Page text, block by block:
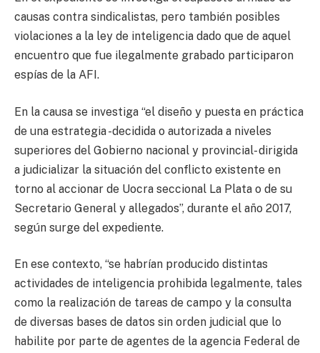
causas contra sindicalistas, pero también posibles
violaciones a la ley de inteligencia dado que de aquel
encuentro que fue ilegalmente grabado participaron
espías de la AFI.
En la causa se investiga “el diseño y puesta en práctica
de una estrategia -decidida o autorizada a niveles
superiores del Gobierno nacional y provincial- dirigida
a judicializar la situación del conflicto existente en
torno al accionar de Uocra seccional La Plata o de su
Secretario General y allegados”, durante el año 2017,
según surge del expediente.
En ese contexto, “se habrían producido distintas
actividades de inteligencia prohibida legalmente, tales
como la realización de tareas de campo y la consulta
de diversas bases de datos sin orden judicial que lo
habilite por parte de agentes de la agencia Federal de